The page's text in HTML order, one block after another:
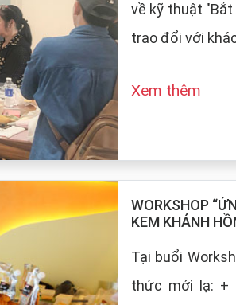
về kỹ thuật "Bắt
trao đổi với
Xem thêm
WORKSHOP
KEM KHÁNH
Tại buổi
thức mới lạ: +